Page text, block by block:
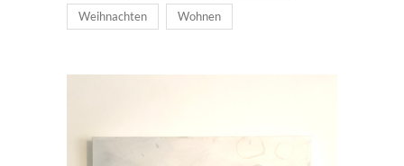
Weihnachten Wohnen